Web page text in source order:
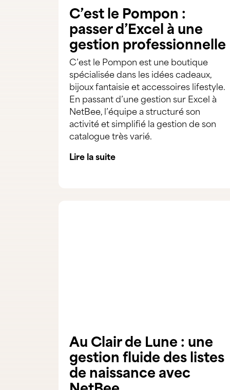
C’est le Pompon :
passer d’Excel à une
gestion professionnelle
C’est le Pompon est une boutique
spécialisée dans les idées cadeaux,
bijoux fantaisie et accessoires lifestyle.
En passant d’une gestion sur Excel à
NetBee, l’équipe a structuré son
activité et simplifié la gestion de son
catalogue très varié.
Lire la suite
Au Clair de Lune : une
gestion fluide des listes
de naissance avec